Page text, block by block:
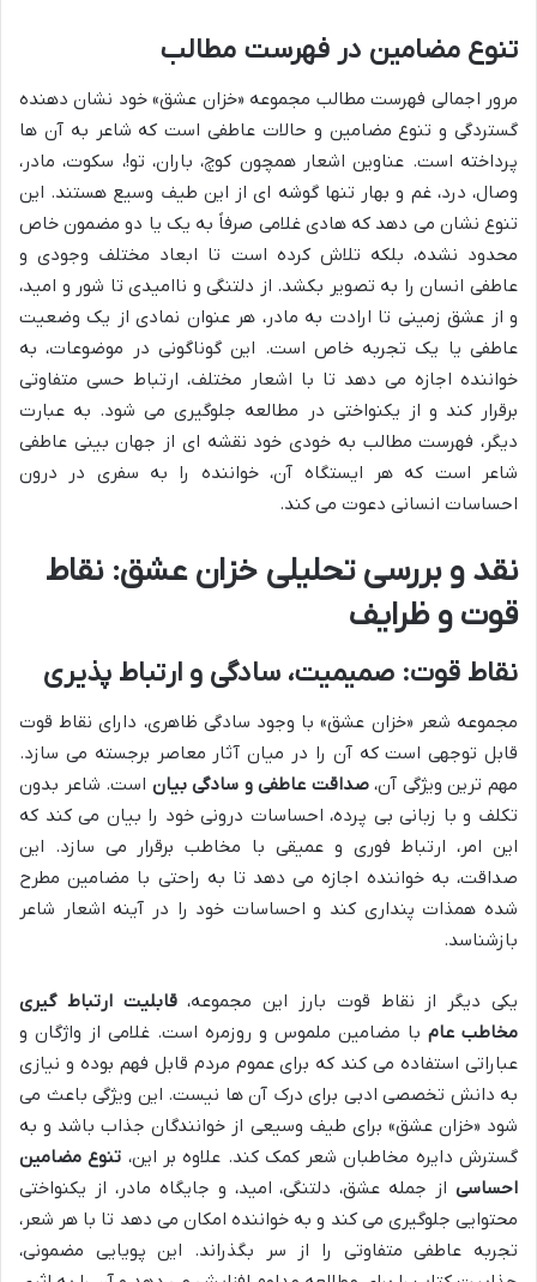
تنوع مضامین در فهرست مطالب
مرور اجمالی فهرست مطالب مجموعه «خزان عشق» خود نشان دهنده
گستردگی و تنوع مضامین و حالات عاطفی است که شاعر به آن ها
پرداخته است. عناوین اشعار همچون کوچ، باران، تو!، سکوت، مادر،
وصال، درد، غم و بهار تنها گوشه ای از این طیف وسیع هستند. این
تنوع نشان می دهد که هادی غلامی صرفاً به یک یا دو مضمون خاص
محدود نشده، بلکه تلاش کرده است تا ابعاد مختلف وجودی و
عاطفی انسان را به تصویر بکشد. از دلتنگی و ناامیدی تا شور و امید،
و از عشق زمینی تا ارادت به مادر، هر عنوان نمادی از یک وضعیت
عاطفی یا یک تجربه خاص است. این گوناگونی در موضوعات، به
خواننده اجازه می دهد تا با اشعار مختلف، ارتباط حسی متفاوتی
برقرار کند و از یکنواختی در مطالعه جلوگیری می شود. به عبارت
دیگر، فهرست مطالب به خودی خود نقشه ای از جهان بینی عاطفی
شاعر است که هر ایستگاه آن، خواننده را به سفری در درون
احساسات انسانی دعوت می کند.
نقد و بررسی تحلیلی خزان عشق: نقاط
قوت و ظرایف
نقاط قوت: صمیمیت، سادگی و ارتباط پذیری
مجموعه شعر «خزان عشق» با وجود سادگی ظاهری، دارای نقاط قوت
قابل توجهی است که آن را در میان آثار معاصر برجسته می سازد.
مهم ترین ویژگی آن،صداقت عاطفی و سادگی بیان است. شاعر بدون
تکلف و با زبانی بی پرده، احساسات درونی خود را بیان می کند که
این امر، ارتباط فوری و عمیقی با مخاطب برقرار می سازد. این
صداقت، به خواننده اجازه می دهد تا به راحتی با مضامین مطرح
شده همذات پنداری کند و احساسات خود را در آینه اشعار شاعر
بازشناسد.
یکی دیگر از نقاط قوت بارز این مجموعه،قابلیت ارتباط گیری
مخاطب عام با مضامین ملموس و روزمره است. غلامی از واژگان و
عباراتی استفاده می کند که برای عموم مردم قابل فهم بوده و نیازی
به دانش تخصصی ادبی برای درک آن ها نیست. این ویژگی باعث می
شود «خزان عشق» برای طیف وسیعی از خوانندگان جذاب باشد و به
گسترش دایره مخاطبان شعر کمک کند. علاوه بر این، تنوع مضامین
احساسی از جمله عشق، دلتنگی، امید، و جایگاه مادر، از یکنواختی
محتوایی جلوگیری می کند و به خواننده امکان می دهد تا با هر شعر،
تجربه عاطفی متفاوتی را از سر بگذراند. این پویایی مضمونی،